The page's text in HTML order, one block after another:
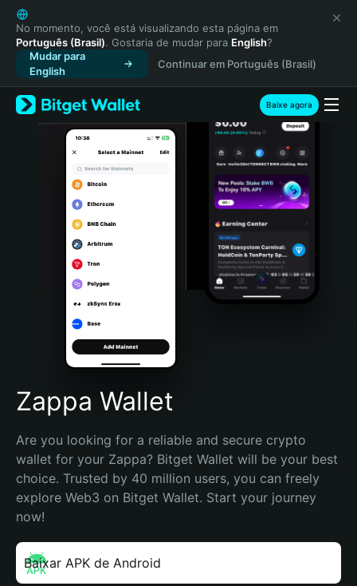
English
日本語
Tiếng Việt
Русский
Español (Latinoamérica)
Türkçe
Italiano
Português (Portugal)
Bahasa Indonesia
Português (Brasil)
Español (Argentina)
No momento, você está visualizando esta página em
Português (Brasil). Gostaria de mudar para English?
Mudar para
English
Continuar em Português (Brasil)
Baixe agora
Zappa Wallet
Are you looking for a reliable and secure crypto
wallet for your Zappa? Bitget Wallet will be your best
choice. Trusted by 40 million users, you can freely
explore Web3 on Bitget Wallet. Start your journey
now!
Baixar APK de Android